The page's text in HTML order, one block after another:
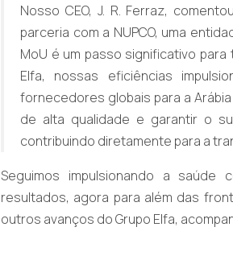
Nosso CEO, J. R. Ferraz,
parceria com a NUPCO, uma
MoU é um passo significativo
Elfa, nossas eficiências
fornecedores globais para a
de alta qualidade e garantir o
contribuindo diretamente para a
Seguimos impulsionando a
resultados, agora para além das
outros avanços do Grupo Elfa,